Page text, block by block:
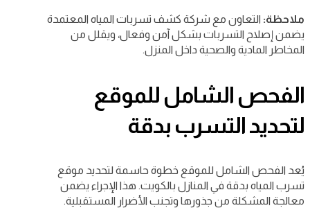
ملاحظة: التعاون مع شركة كشف تسربات المياه المعتمدة
يضمن إصلاح التسربات بشكل آمن وفعال، ويقلل من
المخاطر المادية والصحية داخل المنزل.
الفحص الشامل للموقع
لتحديد التسرب بدقة
يُعد الفحص الشامل للموقع خطوة حاسمة لتحديد موقع
تسرب المياه بدقة في المنازل بالكويت. هذا الإجراء يضمن
معالجة المشكلة من جذورها وتجنب الأضرار المستقبلية.